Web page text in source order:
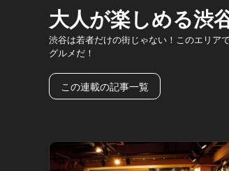
大人が楽しめる渋
渋谷は若者だけの街じゃない！このエリア
グルメだ！
この連載の記事一覧